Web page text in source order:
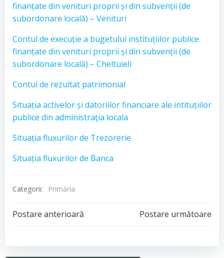
finanțate din venituri proprii și din subvenții (de
subordonare locală) – Venituri
Contul de execuție a bugetului instituțiilor publice
finanțate din venituri proprii și din subvenții (de
subordonare locală) – Cheltuieli
Contul de rezultat patrimonial
Situația activelor și datoriilor financiare ale intituțiilor
publice din administrația locala
Situația fluxurilor de Trezorerie
Situația fluxurilor de Banca
Categorii: Primăria
Post
navigation
Postare anterioară
Post
navigation
Postare următoare